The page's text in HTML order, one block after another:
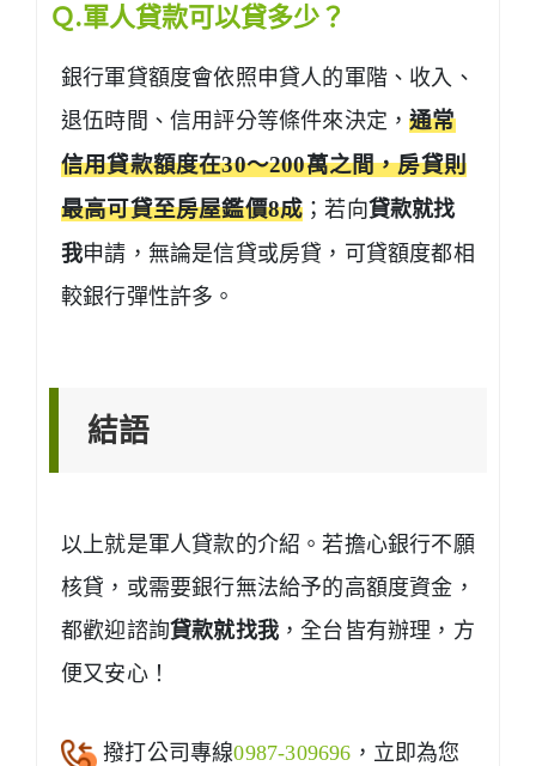
Ｑ.軍人貸款可以貸多少？
銀行軍貸額度會依照申貸人的軍階、收入、
退伍時間、信用評分等條件來決定，通常
信用貸款額度在30～200萬之間，房貸則
最高可貸至房屋鑑價8成 ；若向貸款就找
我申請，無論是信貸或房貸，可貸額度都相
較銀行彈性許多。
結語
以上就是軍人貸款的介紹。若擔心銀行不願
核貸，或需要銀行無法給予的高額度資金，
都歡迎諮詢貸款就找我 ，全台皆有辦理，方
便又安心！
撥打公司專線0987-309696 ，立即為您